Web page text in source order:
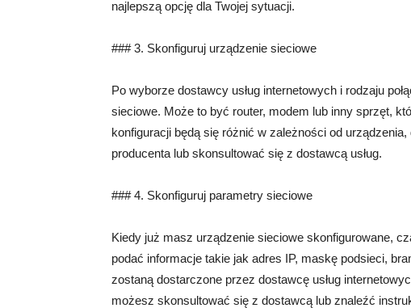
najlepszą opcję dla Twojej sytuacji.
### 3. Skonfiguruj urządzenie sieciowe
Po wyborze dostawcy usług internetowych i rodzaju
sieciowe. Może to być router, modem lub inny sprzęt,
konfiguracji będą się różnić w zależności od
producenta lub skonsultować się z dostawcą usług.
### 4. Skonfiguruj parametry sieciowe
Kiedy już masz urządzenie sieciowe skonfigurowane,
podać informacje takie jak adres IP, maskę podsieci,
zostaną dostarczone przez dostawcę usług
możesz skonsultować się z dostawcą lub znaleźć